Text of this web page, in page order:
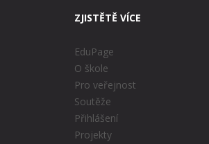
ZJISTĚTĚ VÍCE
EduPage
O škole
Pro veřejnost
Soutěže
Přihlášení
Projekty